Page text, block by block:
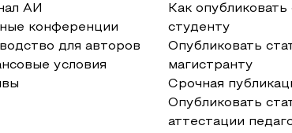
АИ
конференции
для авторов
условия
Как опубликовать
студенту
Опубликовать
магистранту
Срочная
Опубликовать
аттестации